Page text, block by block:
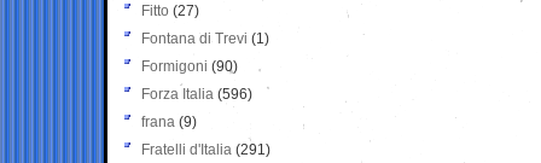
Fitto (27)
Fontana di Trevi (1)
Formigoni (90)
Forza Italia (596)
frana (9)
Fratelli d'Italia (291)